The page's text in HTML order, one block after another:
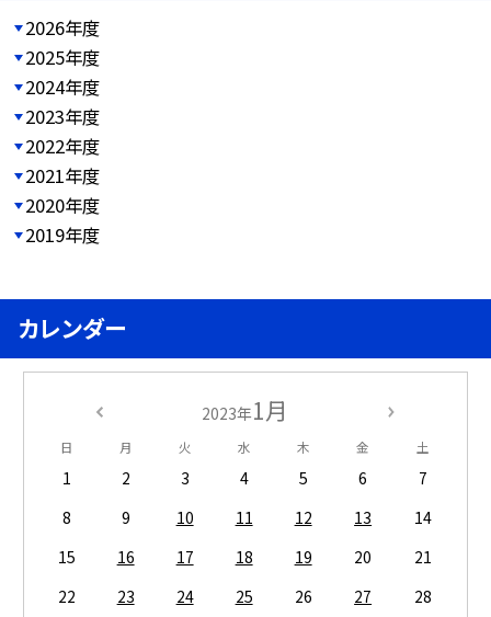
2026年度
2025年度
2024年度
2023年度
2022年度
2021年度
2020年度
2019年度
カレンダー
2023年1月
日 月 火 水 木 金 土
1 2 3 4 5 6
7
8
9 10 11 12 13
14
15
16 17 18 19 20
21
22
23 24 25 26 27
28